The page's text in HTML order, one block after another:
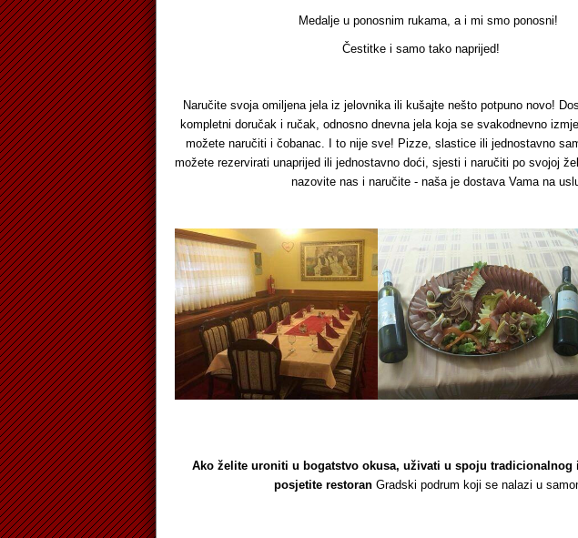
Medalje u ponosnim rukama, a i mi smo ponosni!
Čestitke i samo tako naprijed!
Naručite svoja omiljena jela iz jelovnika ili kušajte nešto potpuno novo!
kompletni doručak i ručak, odnosno dnevna jela koja se svakodnevno
možete naručiti i čobanac. I to nije sve! Pizze, slastice ili jednostavno
možete rezervirati unaprijed ili jednostavno doći, sjesti i naručiti po svojoj
nazovite nas i naručite - naša je dostava Vama na
Ako želite uroniti u bogatstvo okusa, uživati u spoju tradicionalnog
posjetite restoran Gradski podrum koji se nalazi u